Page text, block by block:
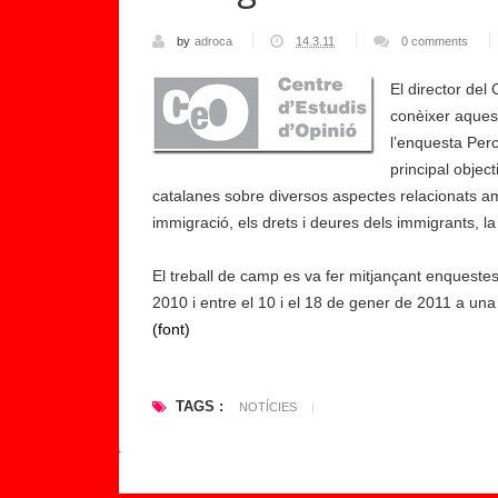
by adroca 14.3.11 0 comments
El director del
conèixer
l’enquesta
principal
catalanes sobre diversos aspectes relacionats
immigració, els drets i deures dels immigrants,
El treball de camp es va fer mitjançant
2010 i entre el 10 i el 18 de gener de 2011 a
(font)
TAGS : NOTÍCIES |
s